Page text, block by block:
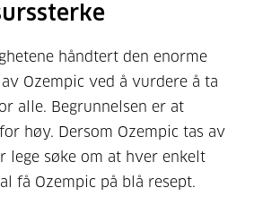
håndtert den enorme
Ozempic ved å vurdere å ta
alle. Begrunnelsen er at
høy. Dersom Ozempic tas av
lege søke om at hver enkelt
få Ozempic på blå resept.